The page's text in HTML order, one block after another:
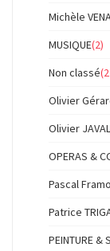
Michèle
MUSIQUE(2)
Non classé
Olivier
Olivier JAVAL
OPERAS &
Pascal
Patrice
PEINTURE &